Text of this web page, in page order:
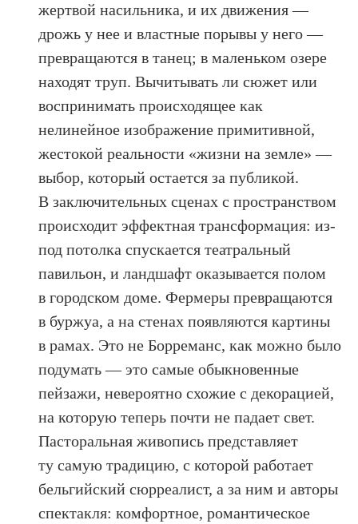
жертвой насильника, и их движения —
дрожь у нее и властные порывы у него —
превращаются в танец; в маленьком озере
находят труп. Вычитывать ли сюжет или
воспринимать происходящее как
нелинейное изображение примитивной,
жестокой реальности «жизни на земле» —
выбор, который остается за публикой.
В заключительных сценах с пространством
происходит эффектная трансформация: из-
под потолка спускается театральный
павильон, и ландшафт оказывается полом
в городском доме. Фермеры превращаются
в буржуа, а на стенах появляются картины
в рамах. Это не Борреманс, как можно было
подумать — это самые обыкновенные
пейзажи, невероятно схожие с декорацией,
на которую теперь почти не падает свет.
Пасторальная живопись представляет
ту самую традицию, с которой работает
бельгийский сюрреалист, а за ним и авторы
спектакля: комфортное, романтическое